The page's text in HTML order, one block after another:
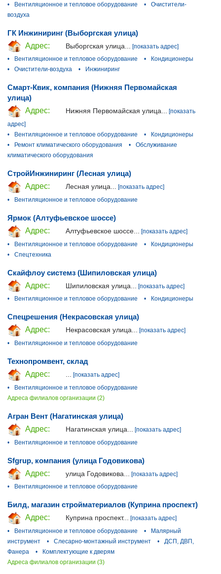
•
Вентиляционное и тепловое оборудование •
Очистители-
воздуха
ГК Инжиниринг (Выборгская улица)
Адрес:
Выборгская улица...
[показать адрес]
•
Вентиляционное и тепловое оборудование •
Кондиционеры
•
Очистители-воздуха • Инжиниринг
Смарт-Квик, компания (Нижняя Первомайская
улица)
Адрес:
Нижняя Первомайская улица... [показать
адрес]
•
Вентиляционное и тепловое оборудование •
Кондиционеры
•
Ремонт климатического оборудования •
Обслуживание
климатического оборудования
СтройИнжиниринг (Лесная улица)
Адрес:
Лесная улица...
[показать адрес]
•
Вентиляционное и тепловое оборудование
Ярмок (Алтуфьевское шоссе)
Адрес:
Алтуфьевское шоссе...
[показать адрес]
•
Вентиляционное и тепловое оборудование •
Кондиционеры
•
Спецтехника
Скайфлоу системз (Шипиловская улица)
Адрес:
Шипиловская улица...
[показать адрес]
•
Вентиляционное и тепловое оборудование • Кондиционеры
Спецрешения (Некрасовская улица)
Адрес:
Некрасовская улица... [показать адрес]
•
Вентиляционное и тепловое оборудование
Технопромвент, склад
Адрес:
[показать адрес]
•
Вентиляционное и тепловое оборудование
Адреса филиалов организации (2)
Агран Вент (Нагатинская улица)
Адрес:
Нагатинская улица...
[показать адрес]
•
Вентиляционное и тепловое оборудование
Sfgrup, компания (улица Годовикова)
Адрес:
улица Годовикова...
[показать адрес]
•
Вентиляционное и тепловое оборудование
Билд, магазин стройматериалов (Куприна проспект)
Адрес:
Куприна проспект... [показать адрес]
•
Вентиляционное и тепловое оборудование •
Малярный
инструмент
• Слесарно-монтажный инструмент •
ДСП, ДВП,
Фанера
•
Комплектующие к дверям
Адреса филиалов организации (3)